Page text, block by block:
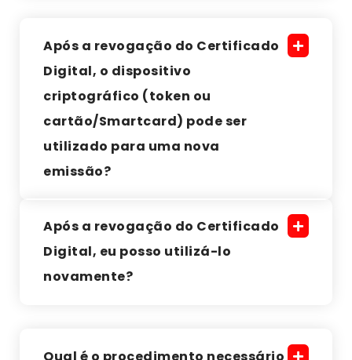
Após a revogação do Certificado
Digital, o dispositivo
criptográfico (token ou
cartão/Smartcard) pode ser
utilizado para uma nova
emissão?
Após a revogação do Certificado
Digital, eu posso utilizá-lo
novamente?
Qual é o procedimento necessário